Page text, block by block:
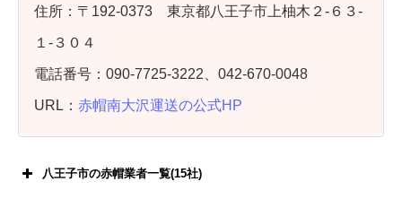
住所：〒192-0373 東京都八王子市上柚木２-６３-
１-３０４
電話番号：090-7725-3222、042-670-0048
URL： 赤帽南大沢運送の公式HP
八王子市の赤帽業者一覧(15社)